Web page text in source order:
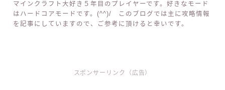
マインクラフト大好き５年目のプレイヤーです。好きなモード
はハードコアモードです。(^^)/ このブログでは主に攻略情報
を記事にしていますので、ご参考に頂けると幸いです。
スポンサーリンク（広告）